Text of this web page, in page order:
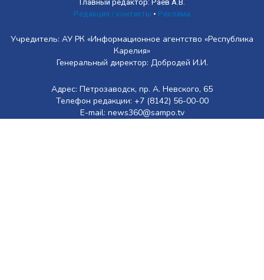
Главный редактор: Раев А.В.
Редакция / контакты • Реклама
Учредитель: АУ РК «Информационное агентство «Республика
Карелия»
Генеральный директор: Добродей И.И.
Адрес: Петрозаводск, пр. А. Невского, 65
Телефон редакции: +7 (8142) 56-00-00
E-mail: news360@sampo.tv